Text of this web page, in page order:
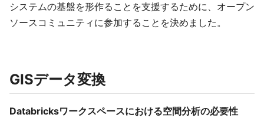
システムの基盤を形作ることを支援するために、オープン
ソースコミュニティに参加することを決めました。
GISデータ変換
Databricksワークスペースにおける空間分析の必要性